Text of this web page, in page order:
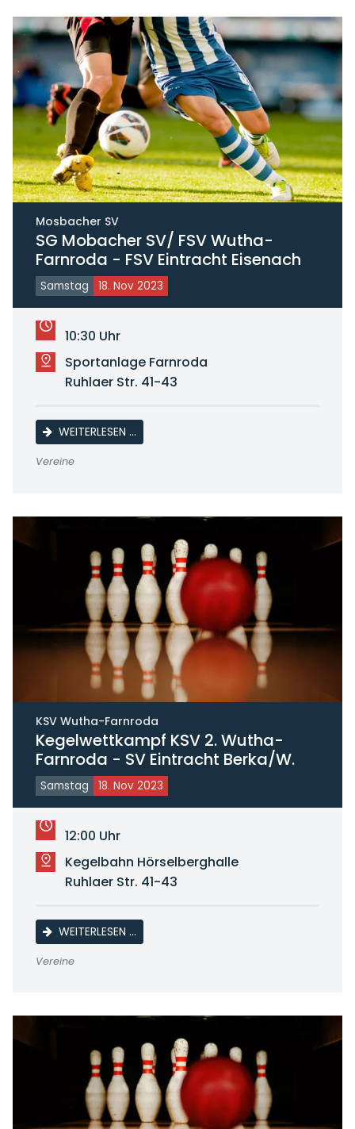
Mosbacher SV
SG Mobacher SV/ FSV Wutha-
Farnroda - FSV Eintracht Eisenach
Samstag 18. Nov 2023
10:30 Uhr
Sportanlage Farnroda
Ruhlaer Str. 41-43
WEITERLESEN …SG MOBACHER SV/ FSV WUTHA-
Vereine
KSV Wutha-Farnroda
Kegelwettkampf KSV 2. Wutha-
Farnroda - SV Eintracht Berka/W.
Samstag 18. Nov 2023
12:00 Uhr
Kegelbahn Hörselberghalle
Ruhlaer Str. 41-43
WEITERLESEN …KEGELWETTKAMPF KSV 2. WUTHA-
Vereine